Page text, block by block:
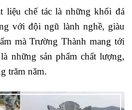
liệu chế tác là những khối đá
với đội ngũ lành nghề, giàu
mà Trường Thành mang tới
những sản phẩm chất lượng,
trăm năm.